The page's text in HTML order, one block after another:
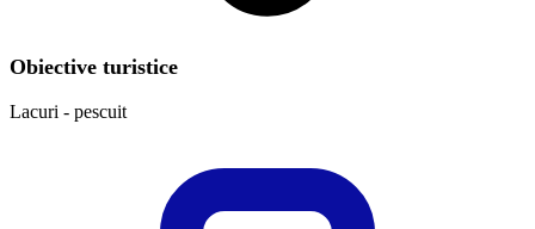
Obiective turistice
Lacuri - pescuit